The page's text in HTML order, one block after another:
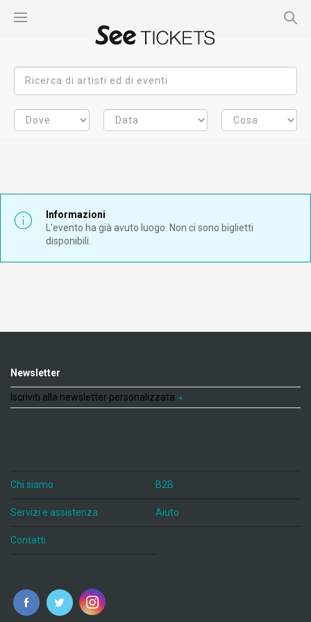
Informazioni
L'evento ha già avuto luogo. Non ci sono biglietti
disponibili.
Newsletter
Iscriviti alla newsletter personalizzata
Chi siamo B2B
Servizi e assistenza Aiuto
Contatti